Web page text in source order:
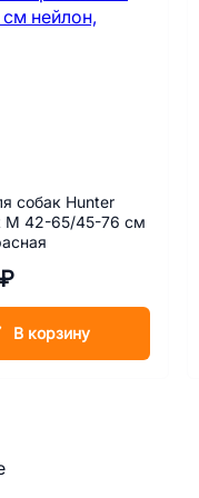
собак Hunter
M 42-65/45-76 см
В корзину